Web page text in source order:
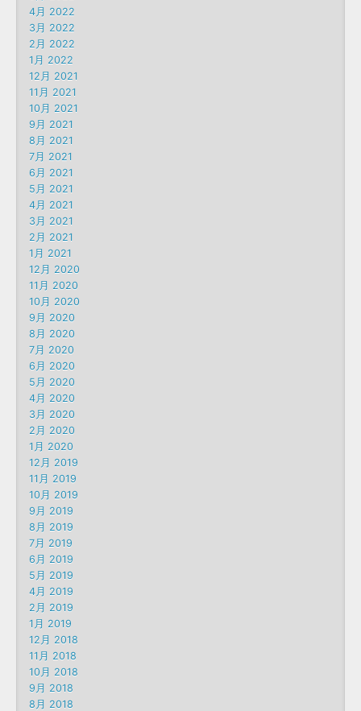
4月 2022
3月 2022
2月 2022
1月 2022
12月 2021
11月 2021
10月 2021
9月 2021
8月 2021
7月 2021
6月 2021
5月 2021
4月 2021
3月 2021
2月 2021
1月 2021
12月 2020
11月 2020
10月 2020
9月 2020
8月 2020
7月 2020
6月 2020
5月 2020
4月 2020
3月 2020
2月 2020
1月 2020
12月 2019
11月 2019
10月 2019
9月 2019
8月 2019
7月 2019
6月 2019
5月 2019
4月 2019
2月 2019
1月 2019
12月 2018
11月 2018
10月 2018
9月 2018
8月 2018